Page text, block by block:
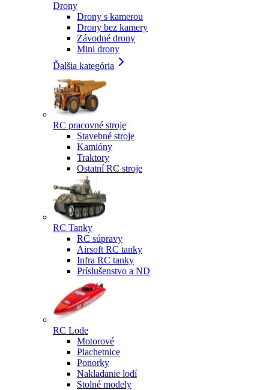
Drony
Drony s kamerou
Drony bez kamery
Závodné drony
Mini drony
Ďalšia kategória
RC pracovné stroje
Stavebné stroje
Kamióny
Traktory
Ostatní RC stroje
RC Tanky
RC súpravy
Airsoft RC tanky
Infra RC tanky
Príslušenstvo a ND
RC Lode
Motorové
Plachetnice
Ponorky
Nakladanie lodí
Stolné modely